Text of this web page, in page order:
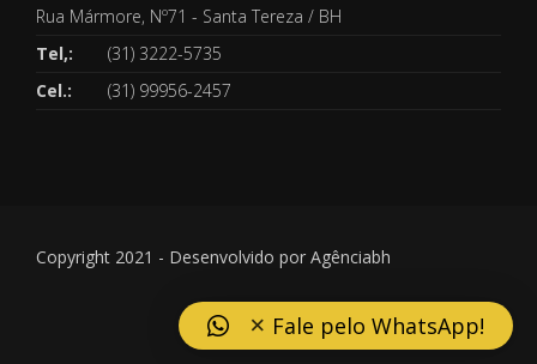
Rua Mármore, Nº71 - Santa Tereza / BH
Tel,:
(31) 3222-5735
Cel.:
(31) 99956-2457
Copyright 2021 - Desenvolvido por Agênciabh
× Fale pelo WhatsApp!